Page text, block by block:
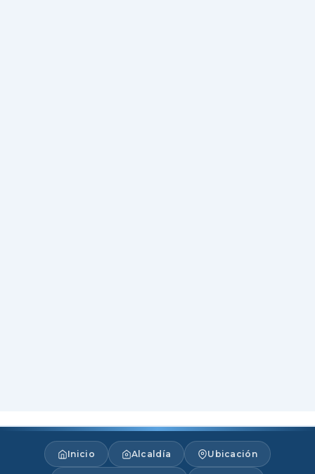
Inicio Alcaldía Ubicación